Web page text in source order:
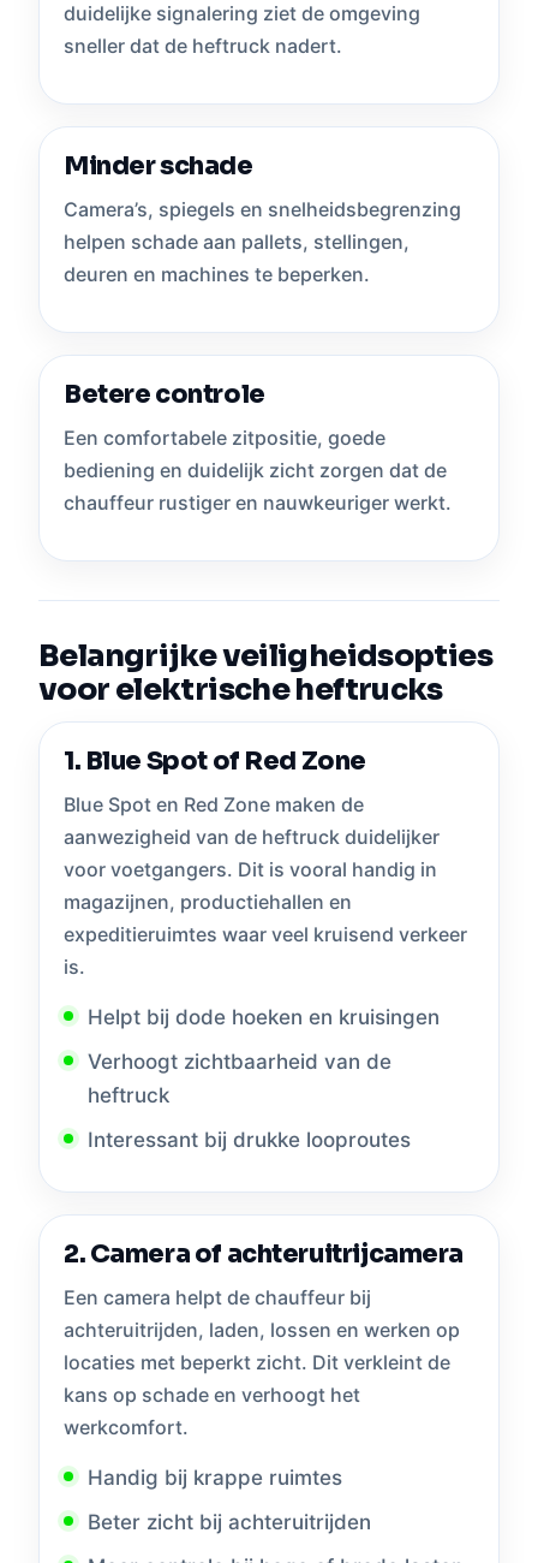
duidelijke signalering ziet de omgeving
sneller dat de heftruck nadert.
Minder schade
Camera’s, spiegels en snelheidsbegrenzing
helpen schade aan pallets, stellingen,
deuren en machines te beperken.
Betere controle
Een comfortabele zitpositie, goede
bediening en duidelijk zicht zorgen dat de
chauffeur rustiger en nauwkeuriger werkt.
Belangrijke veiligheidsopties
voor elektrische heftrucks
1. Blue Spot of Red Zone
Blue Spot en Red Zone maken de
aanwezigheid van de heftruck duidelijker
voor voetgangers. Dit is vooral handig in
magazijnen, productiehallen en
expeditieruimtes waar veel kruisend verkeer
is.
Helpt bij dode hoeken en kruisingen
Verhoogt zichtbaarheid van de
heftruck
Interessant bij drukke looproutes
2. Camera of achteruitrijcamera
Een camera helpt de chauffeur bij
achteruitrijden, laden, lossen en werken op
locaties met beperkt zicht. Dit verkleint de
kans op schade en verhoogt het
werkcomfort.
Handig bij krappe ruimtes
Beter zicht bij achteruitrijden